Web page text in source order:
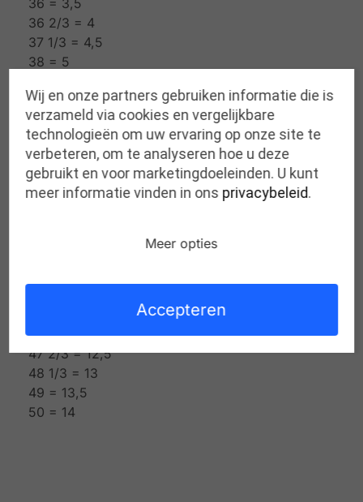
36 = 3,5
36 2/3 = 4
37 1/3 = 4,5
38 = 5
39 1/3 = 6
40 = 6,5
40 2/3 = 7
41 1/3 = 7,5
42 = 8
42 2/3 = 8,5
47 = 12
47 2/3 = 12,5
48 1/3 = 13
49 = 13,5
50 = 14
Wij en onze partners gebruiken informatie die is
verzameld via cookies en vergelijkbare
technologieën om uw ervaring op onze site te
verbeteren, om te analyseren hoe u deze
gebruikt en voor marketingdoeleinden. U kunt
meer informatie vinden in ons privacybeleid.
Meer opties
Accepteren